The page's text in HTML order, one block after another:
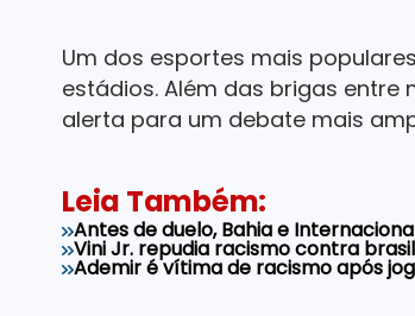
Um dos esportes mais
estádios. Além das brigas
alerta para um debate mais
Leia Também:
Antes de duelo, Bahia e
Vini Jr. repudia racismo contra
Ademir é vítima de racismo após